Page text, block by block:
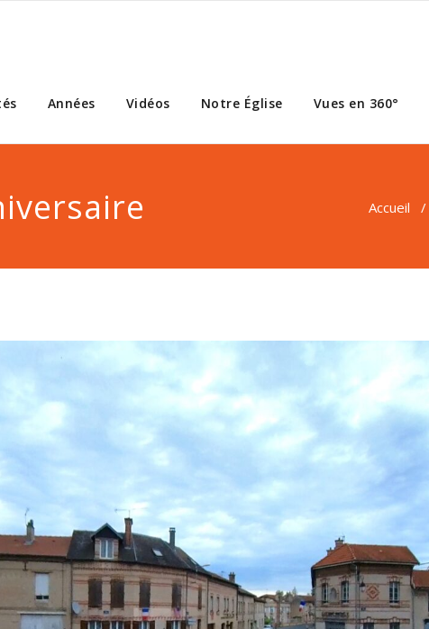
Années Vidéos Notre Église Vues en 360°
Accueil /